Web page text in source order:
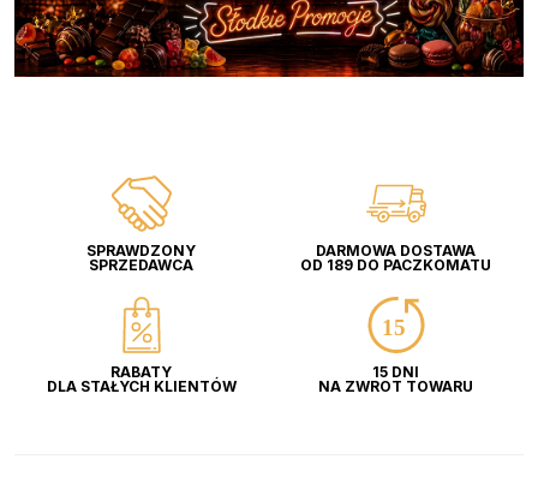
SPRAWDZONY
SPRZEDAWCA
DARMOWA DOSTAWA
OD 189 DO PACZKOMATU
RABATY
DLA STAŁYCH KLIENTÓW
15 DNI
NA ZWROT TOWARU